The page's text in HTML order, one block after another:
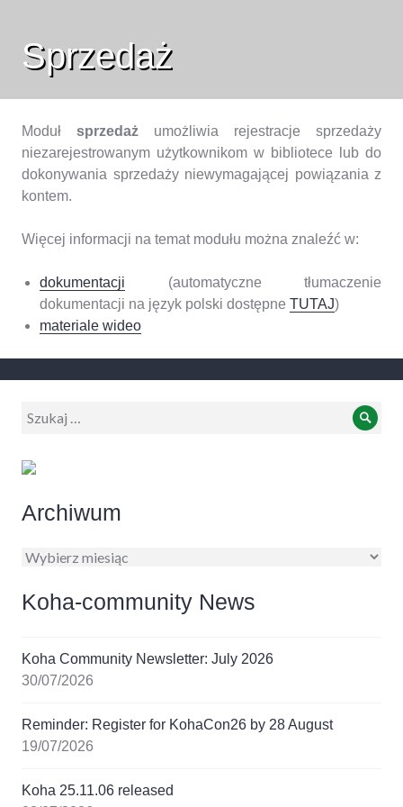
Sprzedaż
Moduł sprzedaż umożliwia rejestracje sprzedaży
niezarejestrowanym użytkownikom w bibliotece lub do
dokonywania sprzedaży niewymagającej powiązania z
kontem.
Więcej informacji na temat modułu można znaleźć w:
dokumentacji (automatyczne tłumaczenie
dokumentacji na język polski dostępne TUTAJ)
materiale wideo
Wyszukiwanie:
Archiwum
Archiwum
Koha-community News
Koha Community Newsletter: July 2026
30/07/2026
Reminder: Register for KohaCon26 by 28 August
19/07/2026
Koha 25.11.06 released